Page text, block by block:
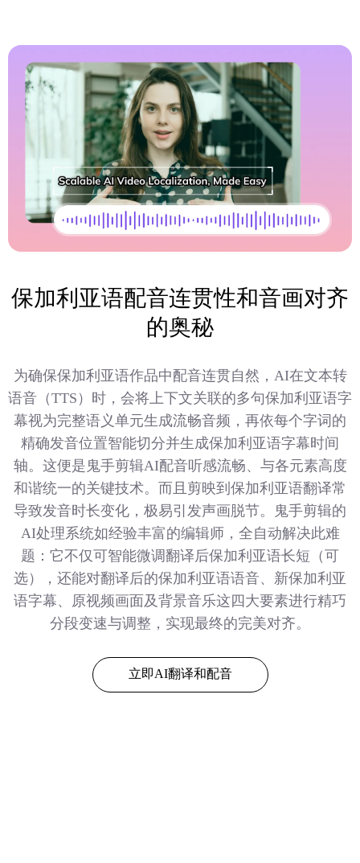
保加利亚语配音连贯性和音画对齐
的奥秘
为确保保加利亚语作品中配音连贯自然，AI在文本转
语音（TTS）时，会将上下文关联的多句保加利亚语字
幕视为完整语义单元生成流畅音频，再依每个字词的
精确发音位置智能切分并生成保加利亚语字幕时间
轴。这便是鬼手剪辑AI配音听感流畅、与各元素高度
和谐统一的关键技术。而且剪映到保加利亚语翻译常
导致发音时长变化，极易引发声画脱节。鬼手剪辑的
AI处理系统如经验丰富的编辑师，全自动解决此难
题：它不仅可智能微调翻译后保加利亚语长短（可
选），还能对翻译后的保加利亚语语音、新保加利亚
语字幕、原视频画面及背景音乐这四大要素进行精巧
分段变速与调整，实现最终的完美对齐。
立即AI翻译和配音